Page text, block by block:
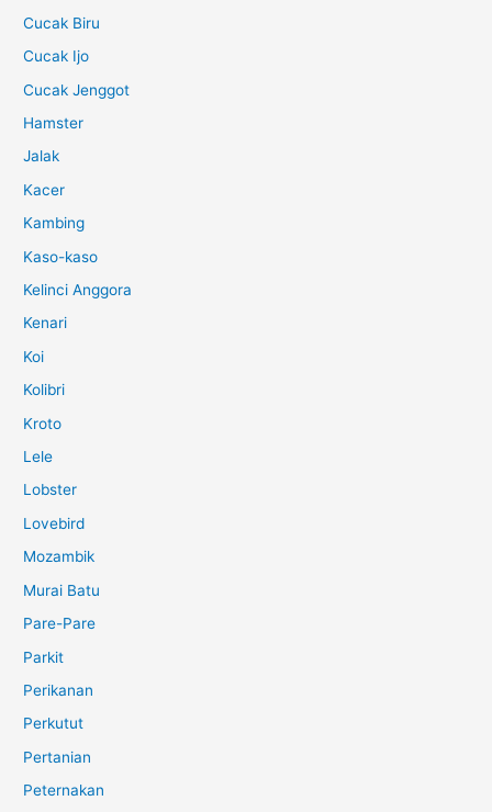
Cucak Biru
Cucak Ijo
Cucak Jenggot
Hamster
Jalak
Kacer
Kambing
Kaso-kaso
Kelinci Anggora
Kenari
Koi
Kolibri
Kroto
Lele
Lobster
Lovebird
Mozambik
Murai Batu
Pare-Pare
Parkit
Perikanan
Perkutut
Pertanian
Peternakan